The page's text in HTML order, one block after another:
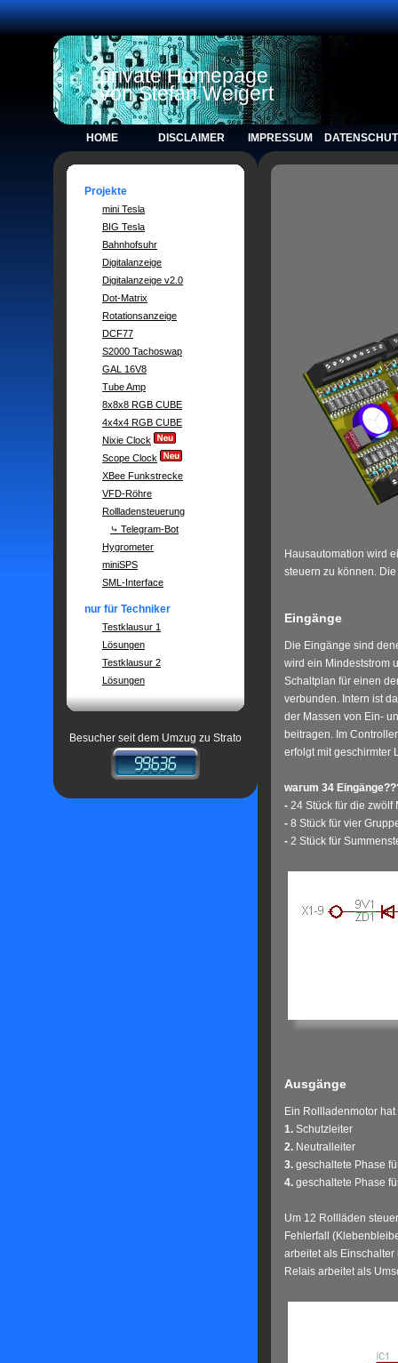
private Homepage
von Stefan Weigert
HOME DISCLAIMER IMPRESSUM
Hausautomation wird
steuern zu können.
Eingänge
Die Eingänge sind
wird ein Mindeststrom
Schaltplan für einen
verbunden. Intern ist
der Massen von Ein-
beitragen. Im
erfolgt mit geschirmter
warum 34
- 24 Stück für die zwölf
- 8 Stück für vier
- 2 Stück für
Ausgänge
Ein Rollladenmotor
1. Schutzleiter
2. Neutralleiter
3. geschaltete Phase
4. geschaltete Phase
Um 12 Rollläden
Fehlerfall
arbeitet als
Relais arbeitet als
Projekte
mini Tesla
BIG Tesla
Bahnhofsuhr
Digitalanzeige
Digitalanzeige v2.0
Dot-Matrix
Rotationsanzeige
DCF77
S2000 Tachoswap
GAL 16V8
Tube Amp
8x8x8 RGB CUBE
4x4x4 RGB CUBE
Nixie Clock
Scope Clock
XBee Funkstrecke
VFD-Röhre
Rollladensteuerung
⤷ Telegram-Bot
Hygrometer
miniSPS
SML-Interface
nur für Techniker
Testklausur 1
Lösungen
Testklausur 2
Lösungen
Besucher seit dem Umzug zu Strato